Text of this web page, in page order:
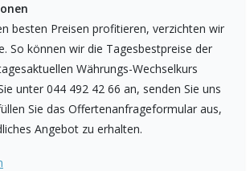
besten Preisen profitieren, verzichten wir
So können wir die Tagesbestpreise der
Währungs-Wechselkurs
unter 044 492 42 66 an, senden Sie uns
Sie das Offertenanfrageformular aus,
Angebot zu erhalten.